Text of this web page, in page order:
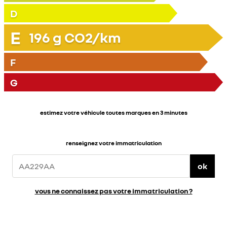
D
E 196 g CO2/km
F
G
estimez votre véhicule toutes marques en 3 minutes
renseignez votre immatriculation
ok
vous ne connaissez pas votre immatriculation ?